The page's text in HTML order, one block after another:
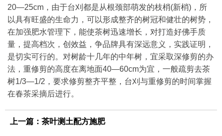
20―25cm，由于台刈都是从根颈部萌发的枝梢(新梢)，所
以具有旺盛的生命力，可以形成整齐的树冠和健壮的树势，
在加强肥水管理下，能使茶树迅速增长，对打造好佛手质
量，提高档次，创效益，争品牌具有深远意义，实践证明，
是切实可行的。对树龄十几年的中年树，宜采取深修剪的办
法，重修剪的高度在离地面40―60cm为宜，一般疏剪去茶
树1/3―1/2，要求修剪整齐平整，台刈与重修剪的时间掌握
在春茶采摘后进行。
上一篇： 茶叶测土配方施肥